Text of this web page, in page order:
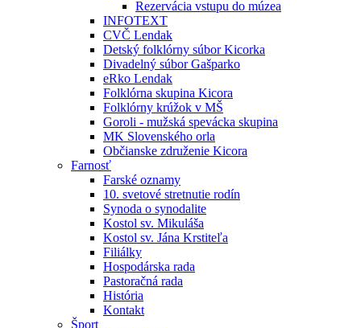
Rezervácia vstupu do múzea
INFOTEXT
CVČ Lendak
Detský folklórny súbor Kicorka
Divadelný súbor Gašparko
eRko Lendak
Folklórna skupina Kicora
Folklórny krúžok v MŠ
Goroli - mužská spevácka skupina
MK Slovenského orla
Občianske združenie Kicora
Farnosť
Farské oznamy
10. svetové stretnutie rodín
Synoda o synodalite
Kostol sv. Mikuláša
Kostol sv. Jána Krstiteľa
Filiálky
Hospodárska rada
Pastoračná rada
História
Kontakt
Šport